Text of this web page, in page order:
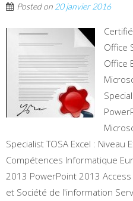
Posted on 20 janvier 2016
Office
Office
Specialist TOSA Excel : Niveau
Compétences Informatique
2013 PowerPoint 2013
et Société de l'information